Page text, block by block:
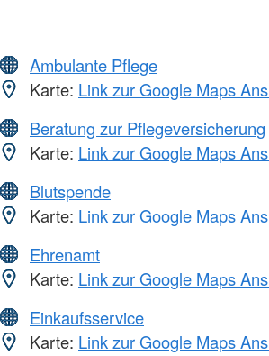
Ambulante Pflege
Karte: Link zur Google Maps
Beratung zur Pflegeversicherung
Karte: Link zur Google Maps
Blutspende
Karte: Link zur Google Maps
Ehrenamt
Karte: Link zur Google Maps
Einkaufsservice
Karte: Link zur Google Maps